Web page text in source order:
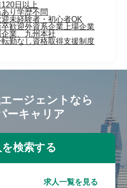
日以上
あり学歴不問
迎未経験者・初心者OK
歓迎外資系企業上場企業
業、九州本社
転勤なし資格取得支援制度
ージェントなら
ーキャリア
求人一覧を見る